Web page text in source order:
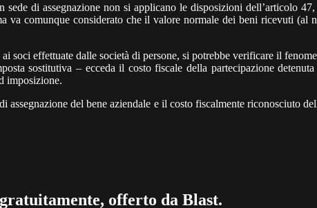
di assegnazione non si applicano le disposizioni dell’articolo
va comunque considerato che il valore normale dei beni ricevuti
soci effettuate dalle società di persone, si potrebbe verificare il
sostitutiva – ecceda il costo fiscale della partecipazione
imposizione.
del bene aziendale e il costo fiscalmente riconosciuto
offerto da Blast.